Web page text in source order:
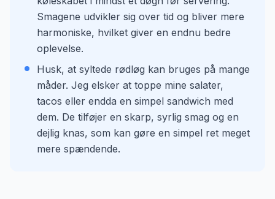
Smagene udvikler sig over tid og bliver mere
harmoniske, hvilket giver en endnu bedre
oplevelse.
Husk, at syltede rødløg kan bruges på mange
måder. Jeg elsker at toppe mine salater,
tacos eller endda en simpel sandwich med
dem. De tilføjer en skarp, syrlig smag og en
dejlig knas, som kan gøre en simpel ret meget
mere spændende.